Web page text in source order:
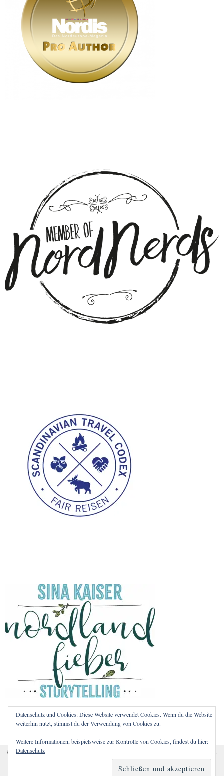
Copyright © 2026
Nordlandfieber – Nordeuropa, Vanlife und Helsinki-Liebe.
Proudly powered byWordPress.
Elmastudio
Datenschutz und Cookies: Diese Website verwendet Cookies. Wenn du die Website
weiterhin nutzt, stimmst du der Verwendung von Cookies zu.
Weitere Informationen, beispielsweise zur Kontrolle von Cookies, findest du hier:
Datenschutz
Cookies erleichtern die Bereitstellung unserer Dienste. Mit
der Nutzung unserer Dienste erklären Sie sich damit
einverstanden, dass wir Cookies verwenden. Weitere